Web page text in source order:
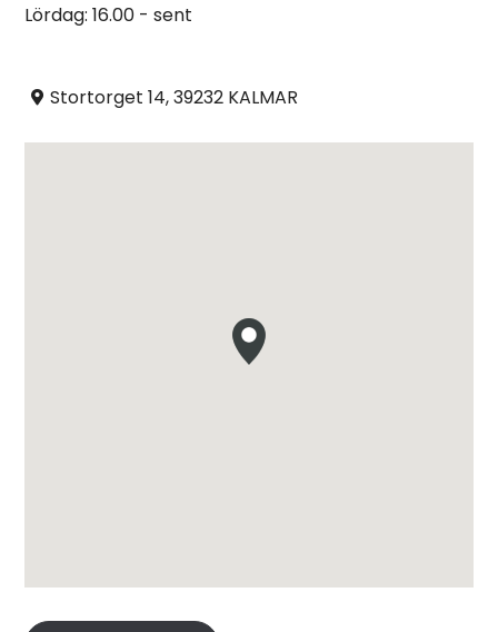
Lördag: 16.00 - sent
Stortorget 14, 39232 KALMAR